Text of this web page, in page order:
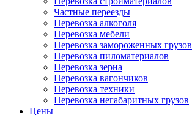
Частные переезды
Перевозка алкоголя
Перевозка мебели
Перевозка замороженных грузов
Перевозка пиломатериалов
Перевозка зерна
Перевозка вагончиков
Перевозка техники
Перевозка негабаритных грузов
Цены